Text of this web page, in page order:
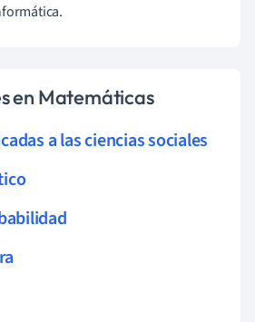
en Matemáticas
a las ciencias sociales